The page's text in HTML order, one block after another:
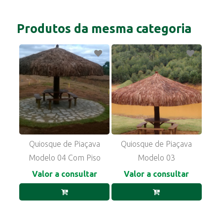
Produtos da mesma categoria
Quiosque de Piaçava
Modelo 04 Com Piso
Valor a consultar
Quiosque de Piaçava
Modelo 03
Valor a consultar